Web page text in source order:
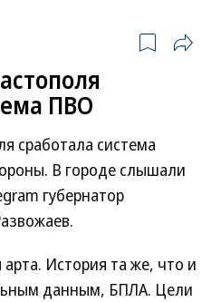
ПВО
сработала система
В городе слышали
губернатор
История та же, что и
данным, БПЛА. Цели